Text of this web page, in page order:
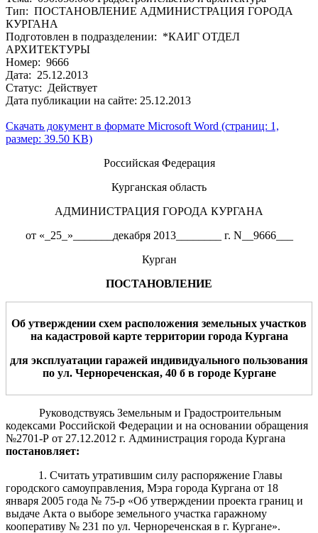
Тип: ПОСТАНОВЛЕНИЕ АДМИНИСТРАЦИЯ ГОРОДА
КУРГАНА
Подготовлен в подразделении: *КАИГ ОТДЕЛ
АРХИТЕКТУРЫ
Номер: 9666
Дата: 25.12.2013
Статус: Действует
Дата публикации на сайте: 25.12.2013
Скачать документ в формате Microsoft Word (страниц: 1,
размер: 39.50 KB)
Российская Федерация
Курганская область
АДМИНИСТРАЦИЯ ГОРОДА КУРГАНА
от «_25_»_______декабря 2013________ г. N__9666___
Курган
ПОСТАНОВЛЕНИЕ
Об утверждении схем расположения земельных участков
на кадастровой карте территории города Кургана
для эксплуатации гаражей индивидуального пользования
по ул. Чернореченская, 40 бв городе Кургане
Руководствуясь Земельным и Градостроительным
кодексами Российской Федерации и на основании обращения
№2701-Р от 27.12.2012 г. Администрация города Кургана
постановляет:
1. Считать утратившим силу распоряжение Главы
городского самоуправления, Мэра города Кургана от 18
января 2005 года № 75-р «Об утверждении проекта границ и
выдаче Акта о выборе земельного участка гаражному
кооперативу № 231 по ул. Чернореченская в г. Кургане».